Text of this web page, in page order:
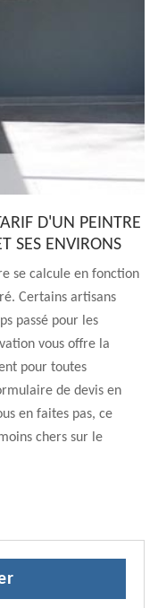
D'UN PEINTRE
SES ENVIRONS
se calcule en fonction
Certains artisans
passé pour les
vous offre la
pour toutes
de devis en
en faites pas, ce
chers sur le